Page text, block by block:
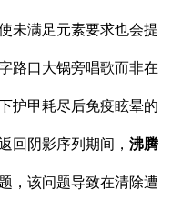
未满足元素要求也会提
路口大锅旁唱歌而非在
护甲耗尽后免疫眩晕的
回阴影序列期间， 沸腾
，该问题导致在清除遭